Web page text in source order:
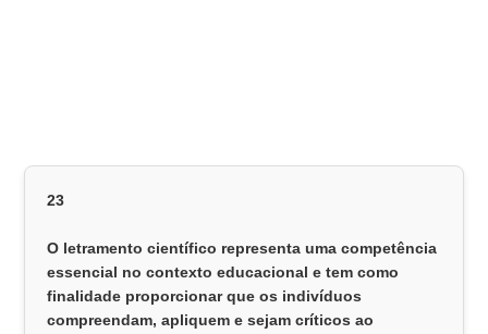
23
O letramento científico representa uma competência
essencial no contexto educacional e tem como
finalidade proporcionar que os indivíduos
compreendam, apliquem e sejam críticos ao